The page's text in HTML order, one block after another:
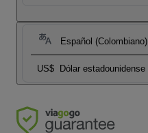
Español (Colombiano)
US$ Dólar estadounidense